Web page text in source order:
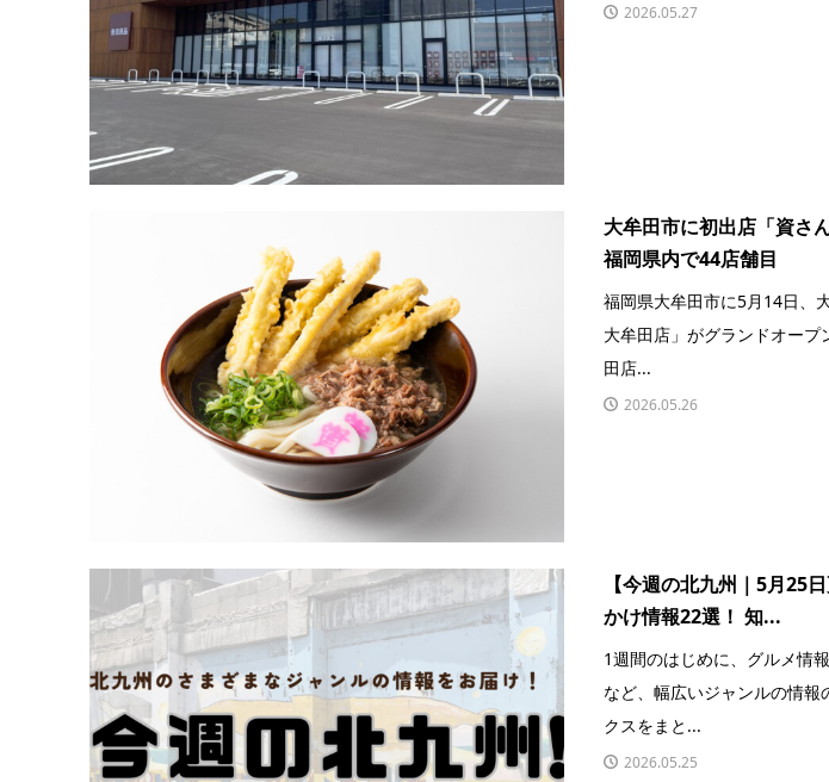
2026.05.27
大牟田市に初出店「資さ
福岡県内で44店舗目
福岡県大牟田市に5月14日、
大牟田店」がグランドオー
田店...
2026.05.26
【今週の北九州｜5月25
かけ情報22選！ 知...
1週間のはじめに、グルメ情
など、幅広いジャンルの情報
クスをまと...
2026.05.25